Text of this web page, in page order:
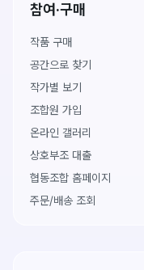
참여·구매
작품 구매
공간으로 찾기
작가별 보기
조합원 가입
온라인 갤러리
상호부조 대출
협동조합 홈페이지
주문/배송 조회